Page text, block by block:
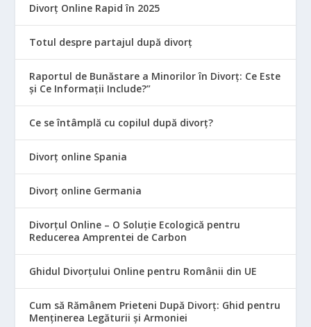
Divorț Online Rapid în 2025
Totul despre partajul după divorț
Raportul de Bunăstare a Minorilor în Divorț: Ce Este
și Ce Informații Include?”
Ce se întâmplă cu copilul după divorț?
Divorț online Spania
Divorț online Germania
Divorțul Online – O Soluție Ecologică pentru
Reducerea Amprentei de Carbon
Ghidul Divorțului Online pentru Românii din UE
Cum să Rămânem Prieteni După Divorț: Ghid pentru
Menținerea Legăturii și Armoniei